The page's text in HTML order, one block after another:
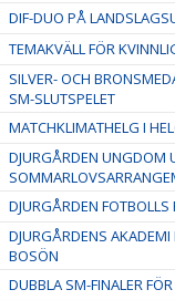
DIF-DUO PÅ
TEMAKVÄLL FÖR
SILVER- OCH
SM-SLUTSPELET
MATCHKLIMATHELG I
DJURGÅRDEN UNGDOM
DJURGÅRDEN
DJURGÅRDENS
BOSÖN
DUBBLA SM-FINALER